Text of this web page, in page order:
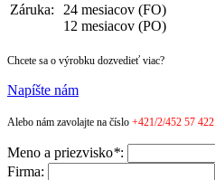
Záruka:
24 mesiacov (FO)
12 mesiacov (PO)
Chcete sa o výrobku dozvedieť viac?
Napíšte nám
Alebo nám zavolajte na číslo +421/2/452 57 422
Meno a priezvisko*:
Firma: